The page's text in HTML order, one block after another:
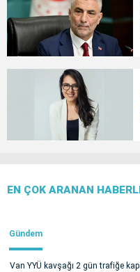
EN ÇOK ARANAN
Gündem
Van YYÜ kavşağı 2 gün trafiğe